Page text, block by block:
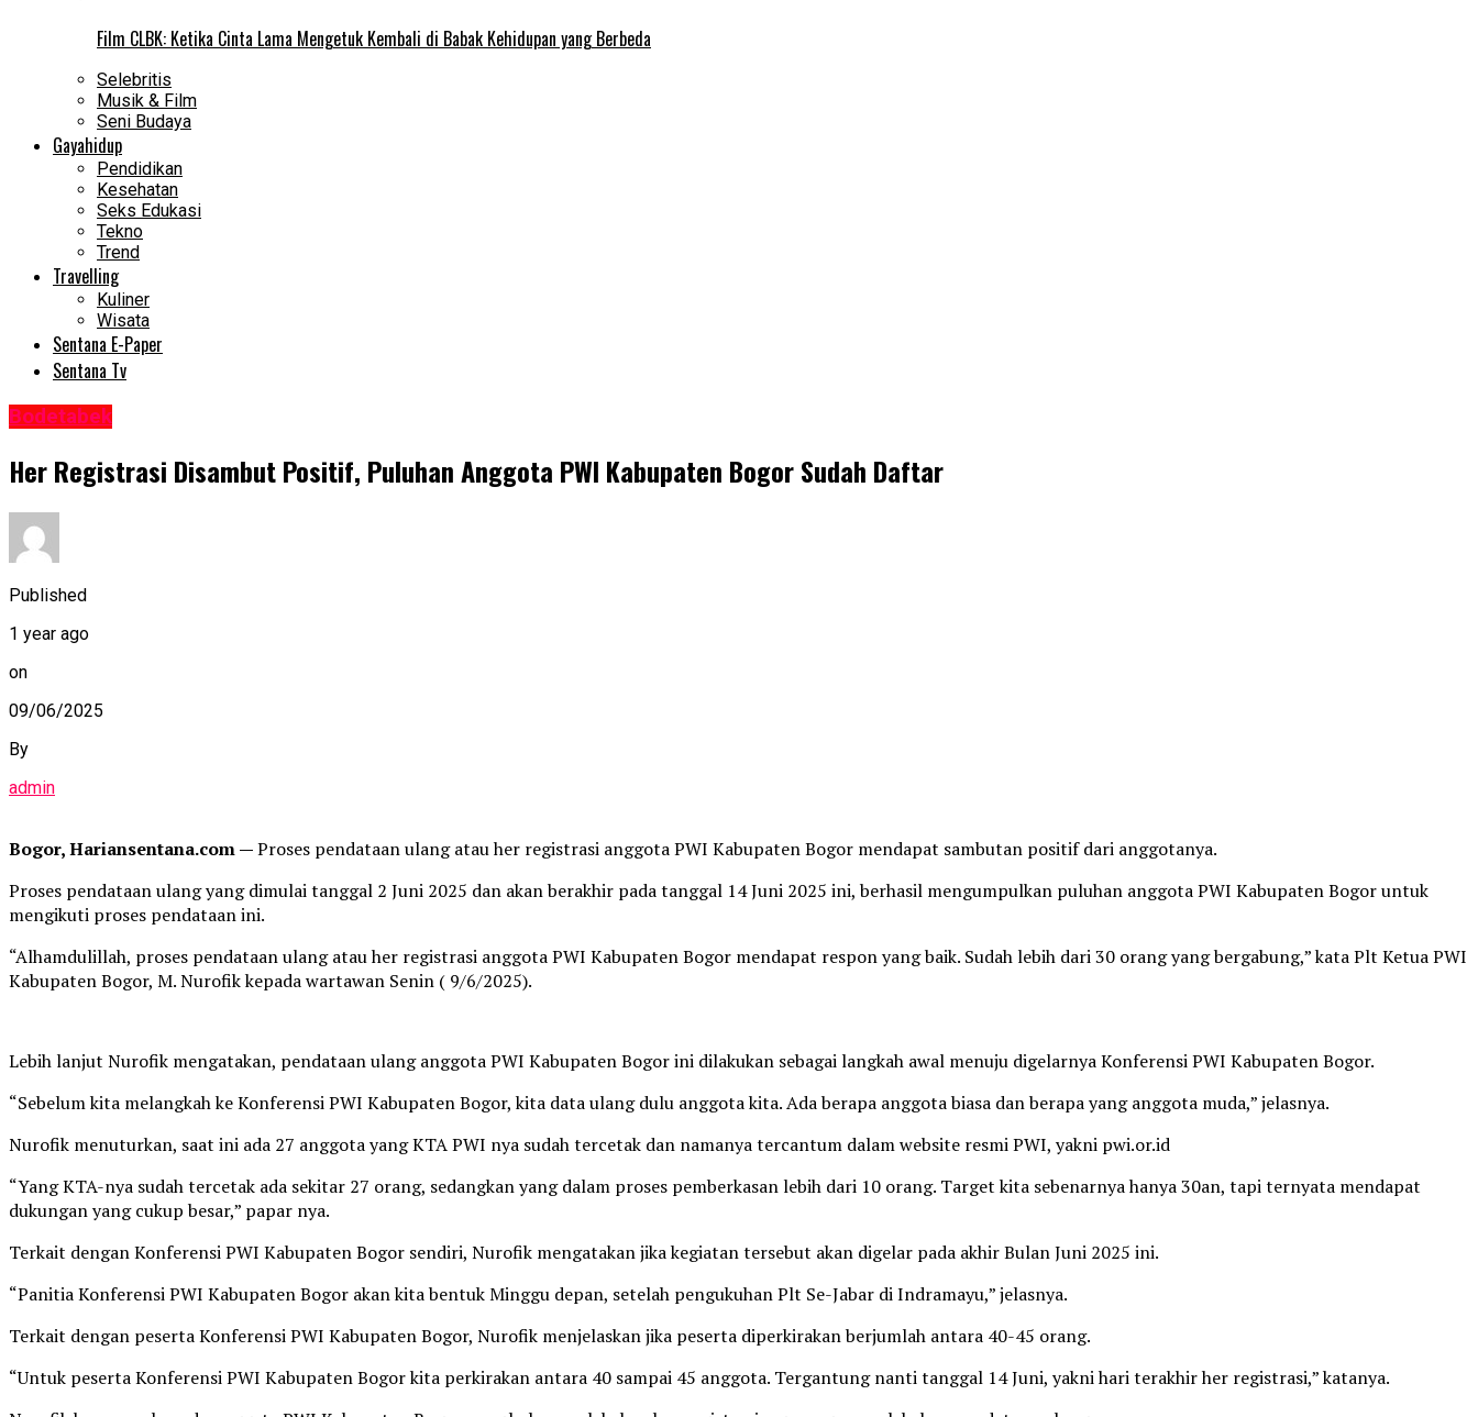
Film CLBK: Ketika Cinta Lama Mengetuk Kembali di Babak Kehidupan yang Berbeda
Selebritis
Musik & Film
Seni Budaya
Gayahidup
Pendidikan
Kesehatan
Seks Edukasi
Tekno
Trend
Travelling
Kuliner
Wisata
Sentana E-Paper
Sentana Tv
Bodetabek
Her Registrasi Disambut Positif, Puluhan Anggota PWI Kabupaten Bogor Sudah Daftar
Published
1 year ago
on
09/06/2025
By
admin
Bogor, Hariansentana.com —Proses pendataan ulang atau her registrasi anggota PWI Kabupaten Bogor mendapat sambutan positif dari anggotanya.
Proses pendataan ulang yang dimulai tanggal 2 Juni 2025 dan akan berakhir pada tanggal 14 Juni 2025 ini, berhasil mengumpulkan puluhan anggota PWI Kabupaten Bogor untuk
mengikuti proses pendataan ini.
“Alhamdulillah, proses pendataan ulang atau her registrasi anggota PWI Kabupaten Bogor mendapat respon yang baik. Sudah lebih dari 30 orang yang bergabung,” kata Plt Ketua PWI
Kabupaten Bogor, M. Nurofik kepada wartawan Senin ( 9/6/2025).
Lebih lanjut Nurofik mengatakan, pendataan ulang anggota PWI Kabupaten Bogor ini dilakukan sebagai langkah awal menuju digelarnya Konferensi PWI Kabupaten Bogor.
“Sebelum kita melangkah ke Konferensi PWI Kabupaten Bogor, kita data ulang dulu anggota kita. Ada berapa anggota biasa dan berapa yang anggota muda,” jelasnya.
Nurofik menuturkan, saat ini ada 27 anggota yang KTA PWI nya sudah tercetak dan namanya tercantum dalam website resmi PWI, yakni pwi.or.id
“Yang KTA-nya sudah tercetak ada sekitar 27 orang, sedangkan yang dalam proses pemberkasan lebih dari 10 orang. Target kita sebenarnya hanya 30an, tapi ternyata mendapat
dukungan yang cukup besar,” papar nya.
Terkait dengan Konferensi PWI Kabupaten Bogor sendiri, Nurofik mengatakan jika kegiatan tersebut akan digelar pada akhir Bulan Juni 2025 ini.
“Panitia Konferensi PWI Kabupaten Bogor akan kita bentuk Minggu depan, setelah pengukuhan Plt Se-Jabar di Indramayu,” jelasnya.
Terkait dengan peserta Konferensi PWI Kabupaten Bogor, Nurofik menjelaskan jika peserta diperkirakan berjumlah antara 40-45 orang.
“Untuk peserta Konferensi PWI Kabupaten Bogor kita perkirakan antara 40 sampai 45 anggota. Tergantung nanti tanggal 14 Juni, yakni hari terakhir her registrasi,” katanya.